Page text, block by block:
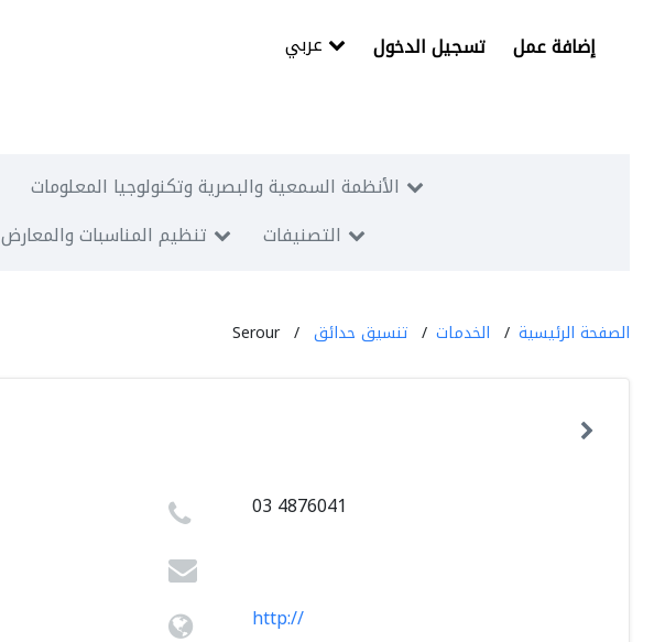
تسجيل الدخول إضافة عمل
الأنظمة السمعية والبصرية وتكنولوجيا المعلومات
تنظيم المناسبات والمعارض التصنيفات
الصفحة الرئيسية الخدمات تنسيق حدائق Serour
03 4876041
http://